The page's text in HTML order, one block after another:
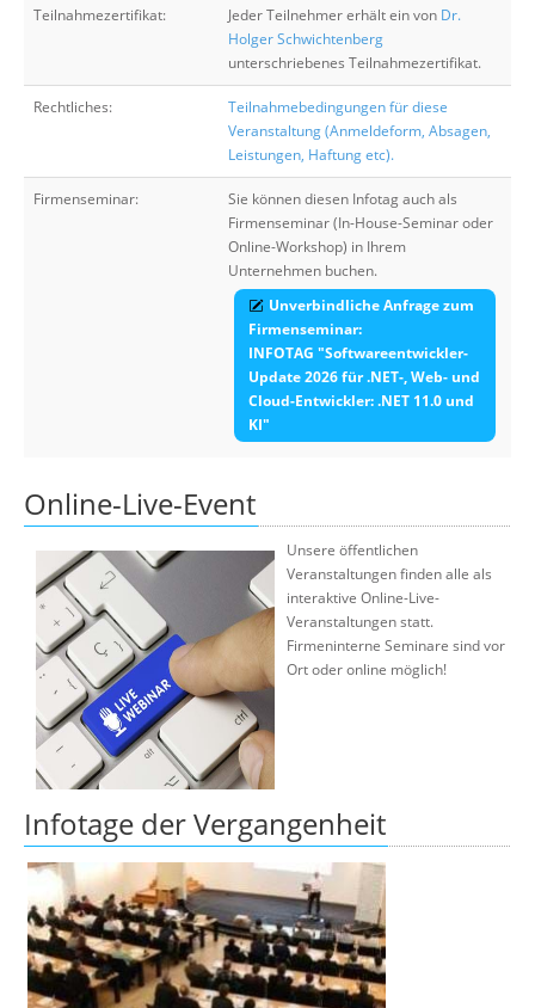
Teilnahmezertifikat: Jeder Teilnehmer erhält ein von Dr.
Holger Schwichtenberg
unterschriebenes Teilnahmezertifikat.
Rechtliches:
Teilnahmebedingungen für diese
Veranstaltung (Anmeldeform, Absagen,
Leistungen, Haftung etc).
Firmenseminar:
Sie können diesen Infotag auch als
Firmenseminar (In-House-Seminar oder
Online-Workshop) in Ihrem
Unternehmen buchen.
Unverbindliche Anfrage zum
Firmenseminar:
INFOTAG "Softwareentwickler-
Update 2026 für .NET-, Web- und
Cloud-Entwickler: .NET 11.0 und
KI"
Online-Live-Event
Unsere öffentlichen
Veranstaltungen finden alle als
interaktive Online-Live-
Veranstaltungen statt.
Firmeninterne Seminare sind vor
Ort oder online möglich!
Infotage der Vergangenheit